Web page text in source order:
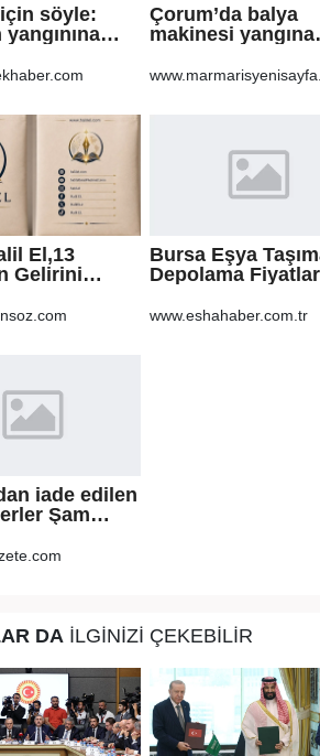
söyle:
Çorum’da balya
makinesi yangına
dönüm anız küle
El,13
Gelirini
Bursa Eşya
Depolama
İçin Bilinmesi
www.eshahaber.com.tr
iade edilen
Şam
DA İLGİNİZİ ÇEKEBİLİR